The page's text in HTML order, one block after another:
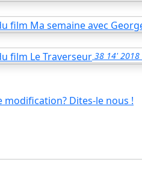
38 14' 2018
modification? Dites-le nous !